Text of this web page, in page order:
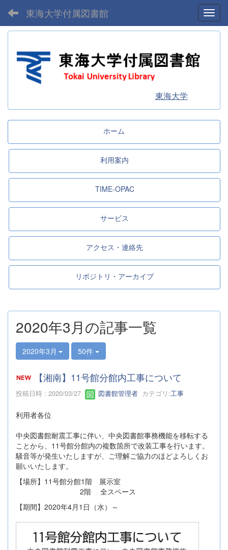
東海大学付属図書館
東海大学
ホーム
利用案内
TIME-OPAC
サービス
アクセス・連絡先
リポジトリ・アーカイブ
2020年3月の記事一覧
2020年3月 50件
【湘南】11号館分館内工事について
投稿日時 : 2020/03/27 図書館管理者 カテゴリ:工事
利用者各位
中央図書館耐震工事に伴い、中央図書館事務機能を移転する
ことから、11号館分館内の複数箇所で改装工事を行います。
騒音等が発生いたしますが、ご理解ご協力のほどよろしくお
願いいたします。
【場所】11号館分館1階 展示室
2階 全スペース
【期間】2020年4月1日（水）～